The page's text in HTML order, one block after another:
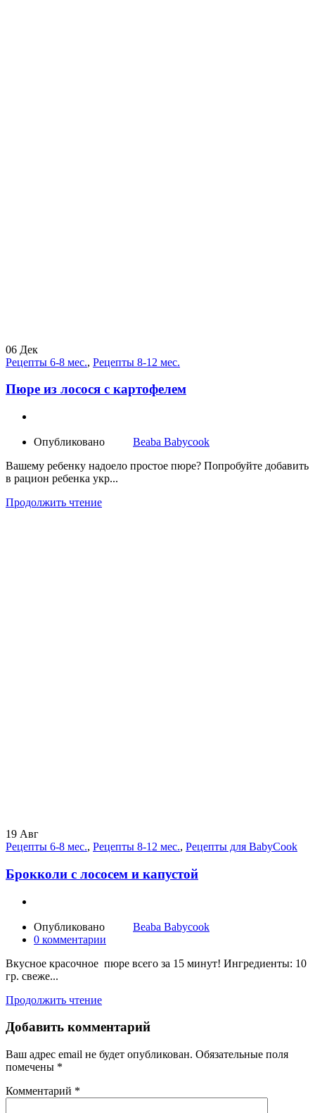
06 Дек
Рецепты 6-8 мес., Рецепты 8-12 мес.
Пюре из лосося с картофелем
Опубликовано
Beaba Babycook
Вашему ребенку надоело простое пюре? Попробуйте добавить
в рацион ребенка укр...
Продолжить чтение
19 Авг
Рецепты 6-8 мес., Рецепты 8-12 мес., Рецепты для BabyCook
Брокколи с лососем и капустой
Опубликовано
Beaba Babycook
0 комментарии
Вкусное красочное пюре всего за 15 минут! Ингредиенты: 10
гр. свеже...
Продолжить чтение
Добавить комментарий
Ваш адрес email не будет опубликован. Обязательные поля
помечены *
Комментарий *